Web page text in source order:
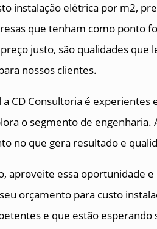
instalação elétrica por m2,
que tenham como ponto
justo, são qualidades que
nossos clientes.
a CD Consultoria é experientes
o segmento de engenharia.
no que gera resultado e
aproveite essa oportunidade
orçamento para custo
e que estão esperando